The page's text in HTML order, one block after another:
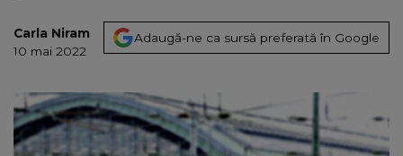
Carla Niram
10 mai 2022
Adaugă-ne ca sursă preferată în Google